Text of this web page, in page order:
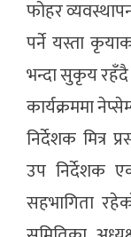
फोहर
पर्ने यस्ता
भन्दा सुकृय
कार्यक्रममा
निर्देशक मित्र
उप निर्देशक
सहभागिता